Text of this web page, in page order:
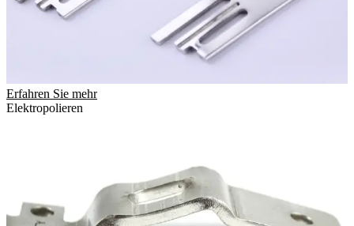
Erfahren Sie mehr
Elektropolieren